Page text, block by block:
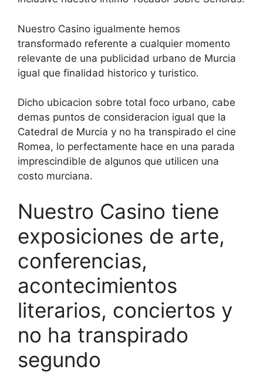
Nuestro Casino igualmente hemos
transformado referente a cualquier momento
relevante de una publicidad urbano de Murcia
igual que finalidad historico y turistico.
Dicho ubicacion sobre total foco urbano, cabe
demas puntos de consideracion igual que la
Catedral de Murcia y no ha transpirado el cine
Romea, lo perfectamente hace en una parada
imprescindible de algunos que utilicen una
costo murciana.
Nuestro Casino tiene
exposiciones de arte,
conferencias,
acontecimientos
literarios, conciertos y
no ha transpirado
segundo